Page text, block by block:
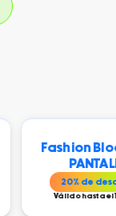
Fashion Block
PANTALLAS
% de descuento
Válido hasta el 1/9/2026